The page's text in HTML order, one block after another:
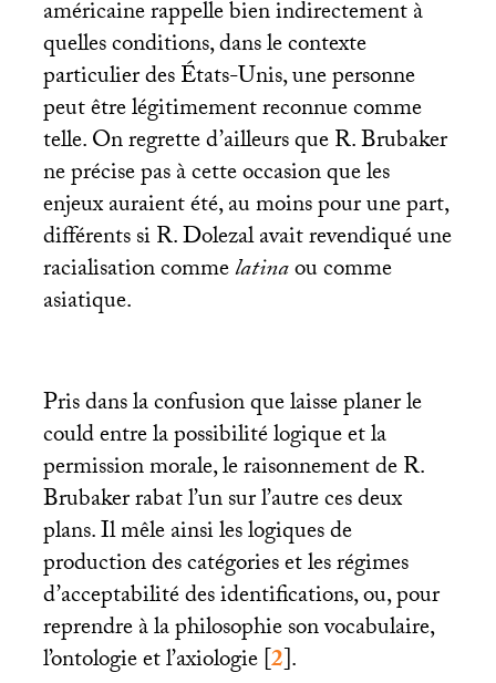
américaine rappelle bien indirectement à
quelles conditions, dans le contexte
particulier des États-Unis, une personne
peut être légitimement reconnue comme
telle. On regrette d’ailleurs que R. Brubaker
ne précise pas à cette occasion que les
enjeux auraient été, au moins pour une part,
différents si R. Dolezal avait revendiqué une
racialisation commelatinaou comme
asiatique.
Pris dans la confusion que laisse planer le
could entre la possibilité logique et la
permission morale, le raisonnement de R.
Brubaker rabat l’un sur l’autre ces deux
plans. Il mêle ainsi les logiques de
production des catégories et les régimes
d’acceptabilité des identifications, ou, pour
reprendre à la philosophie son vocabulaire,
l’ontologie et l’axiologie[2].